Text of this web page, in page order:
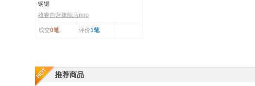
钢锯
雄睿自营旗舰店mro
成交0笔 评价1笔
推荐商品